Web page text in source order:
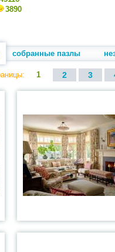
3890
собранные пазлы
1 2 3